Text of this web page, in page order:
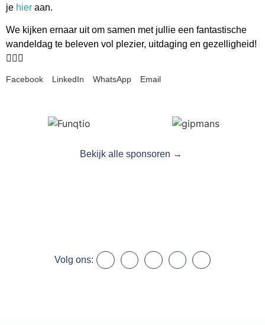
je hier aan.
We kijken ernaar uit om samen met jullie een fantastische
wandeldag te beleven vol plezier, uitdaging en gezelligheid!
🚶‍♀️✨
Facebook LinkedIn WhatsApp Email
Bekijk alle sponsoren →
Volg ons: